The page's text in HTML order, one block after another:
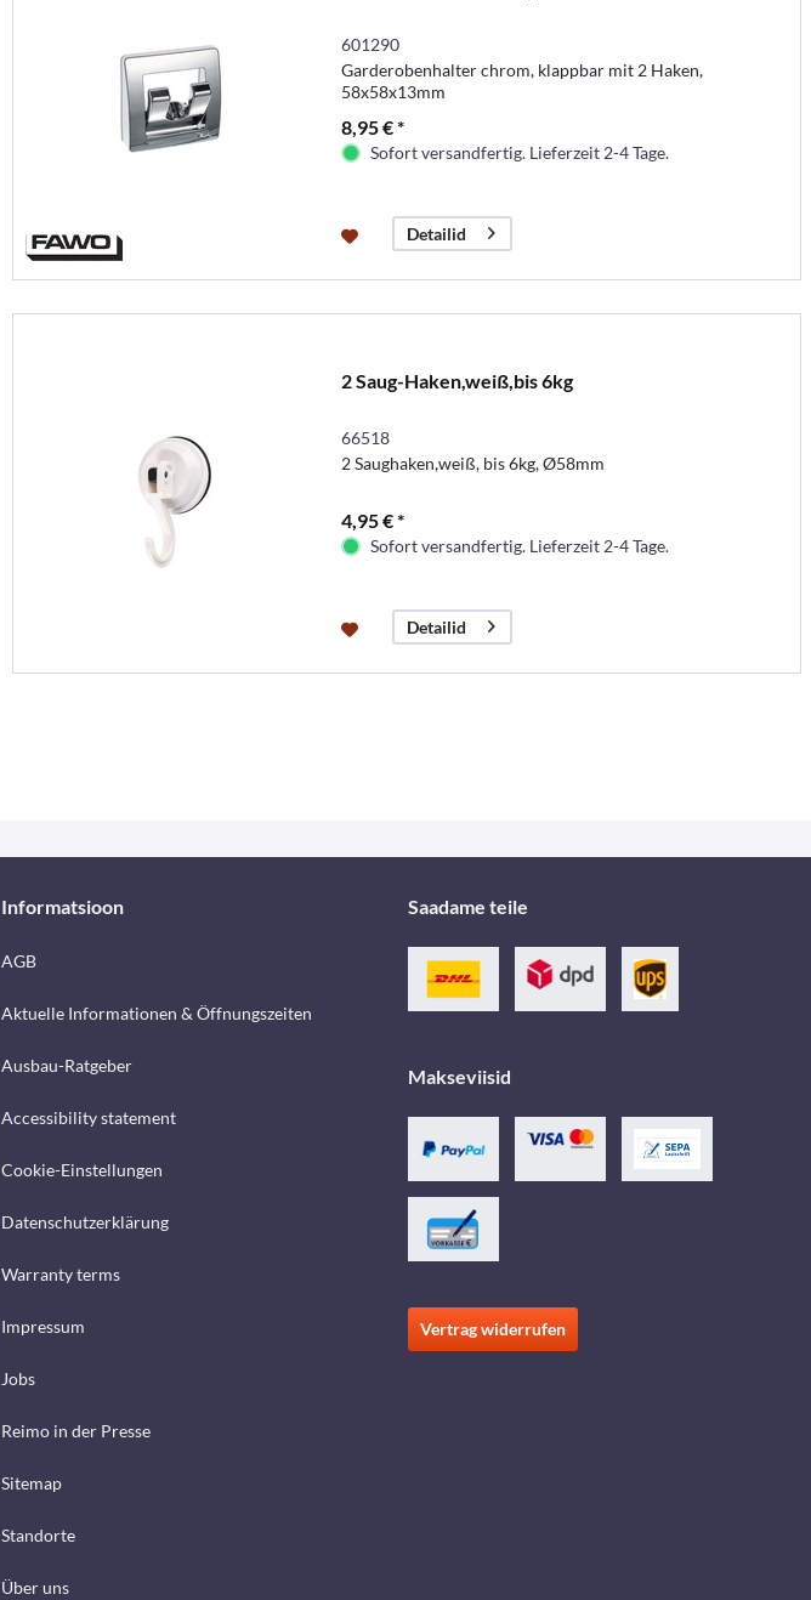
601290
Garderobenhalter chrom, klappbar mit 2 Haken,
58x58x13mm
8,95 € *
Sofort versandfertig. Lieferzeit 2-4 Tage.
Detailid
2 Saug-Haken,weiß,bis 6kg
66518
2 Saughaken,weiß, bis 6kg, Ø58mm
4,95 € *
Sofort versandfertig. Lieferzeit 2-4 Tage.
Detailid
Informatsioon
AGB
Aktuelle Informationen & Öffnungszeiten
Ausbau-Ratgeber
Accessibility statement
Cookie-Einstellungen
Datenschutzerklärung
Warranty terms
Impressum
Jobs
Reimo in der Presse
Sitemap
Standorte
Über uns
Saadame teile
Makseviisid
Vertrag widerrufen